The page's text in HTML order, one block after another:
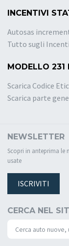
INCENTIVI
Autosas
Tutto sugli
MODELLO 231
Scarica Codice
Scarica parte
NEWSLETTER
Scopri in anteprima le
usate
ISCRIVITI
CERCA NEL